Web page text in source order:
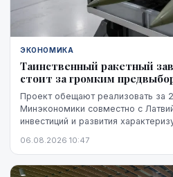
ЭКОНОМИКА
Таинственный ракетный
стоит за громким
Проект обещают реализовать за
Минэкономики совместно с
инвестиций и развития
ни модель ракет, ни владелец
необходимого финансирования
06.08.2026 10:47